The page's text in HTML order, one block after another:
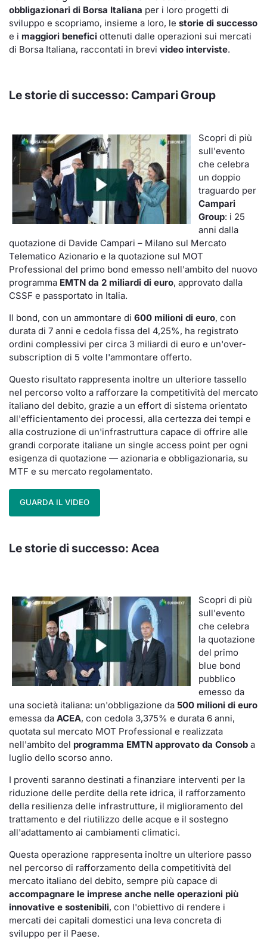
obbligazionari di Borsa Italiana per i loro progetti di
sviluppo e scopriamo, insieme a loro, le storie di successo
e i maggiori benefici ottenuti dalle operazioni sui mercati
di Borsa Italiana, raccontati in brevi video interviste.
Le storie di successo: Campari Group
Scopri di più
sull'evento
che celebra
un doppio
traguardo per
Campari
Group: i 25
anni dalla
quotazione di Davide Campari – Milano sul Mercato
Telematico Azionario e la quotazione sul MOT
Professional del primo bond emesso nell'ambito del nuovo
programma EMTN da 2 miliardi di euro, approvato dalla
CSSF e passportato in Italia.
Il bond, con un ammontare di 600 milioni di euro, con
durata di 7 anni e cedola fissa del 4,25%, ha registrato
ordini complessivi per circa 3 miliardi di euro e un'over-
subscription di 5 volte l'ammontare offerto.
Questo risultato rappresenta inoltre un ulteriore tassello
nel percorso volto a rafforzare la competitività del mercato
italiano del debito, grazie a un effort di sistema orientato
all'efficientamento dei processi, alla certezza dei tempi e
alla costruzione di un'infrastruttura capace di offrire alle
grandi corporate italiane un single access point per ogni
esigenza di quotazione — azionaria e obbligazionaria, su
MTF e su mercato regolamentato.
GUARDA IL VIDEO
Le storie di successo: Acea
Scopri di più
sull'evento
che celebra
la quotazione
del primo
blue bond
pubblico
emesso da
una società italiana: un'obbligazione da 500 milioni di euro
emessa da ACEA, con cedola 3,375% e durata 6 anni,
quotata sul mercato MOT Professional e realizzata
nell'ambito del programma EMTN approvato da Consob a
luglio dello scorso anno.
I proventi saranno destinati a finanziare interventi per la
riduzione delle perdite della rete idrica, il rafforzamento
della resilienza delle infrastrutture, il miglioramento del
trattamento e del riutilizzo delle acque e il sostegno
all'adattamento ai cambiamenti climatici.
Questa operazione rappresenta inoltre un ulteriore passo
nel percorso di rafforzamento della competitività del
mercato italiano del debito, sempre più capace di
accompagnare le imprese anche nelle operazioni più
innovative e sostenibili, con l'obiettivo di rendere i
mercati dei capitali domestici una leva concreta di
sviluppo per il Paese.
Listed
Cambi
MiFID 2
Per
BTP
BUND
BTP
Opzioni
Avvisi
Market
KID
KID/PRIIPs
Listing Sponsor Euronext Access
BTP
Market Maker, Liquidity provider e
Specialist
RFQ
Spread Europei
Formazione
Statistiche del Mercato
Notizie
Notizie e Formazione
Chi siamo
Servizi
Dati di
Mifid 2